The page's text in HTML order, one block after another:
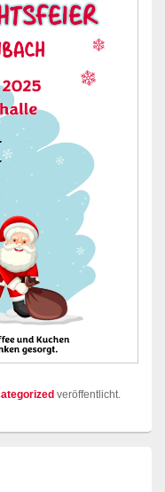
veröffentlicht.